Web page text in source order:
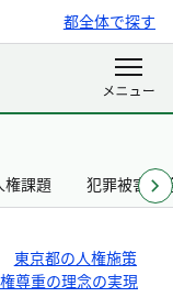
都全体で探す
権課題 犯罪被害者
東京都の人権施策
尊重の理念の実現